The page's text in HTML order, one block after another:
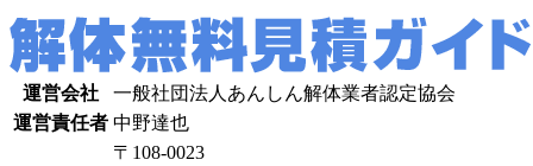
運営会社
一般社団法人あんしん解体業者認定協会
運営責任者 中野達也
〒108-0023